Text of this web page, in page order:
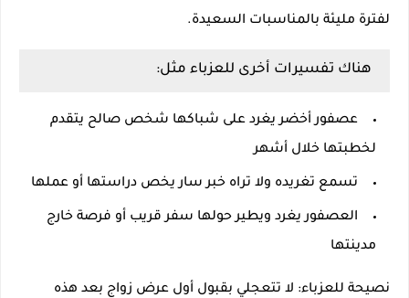
لفترة مليئة بالمناسبات السعيدة.
هناك تفسيرات أخرى للعزباء مثل:
عصفور أخضر يغرد على شباكها شخص صالح يتقدم
لخطبتها خلال أشهر
تسمع تغريده ولا تراه خبر سار يخص دراستها أو عملها
العصفور يغرد ويطير حولها سفر قريب أو فرصة خارج
مدينتها
نصيحة للعزباء: لا تتعجلي بقبول أول عرض زواج بعد هذه